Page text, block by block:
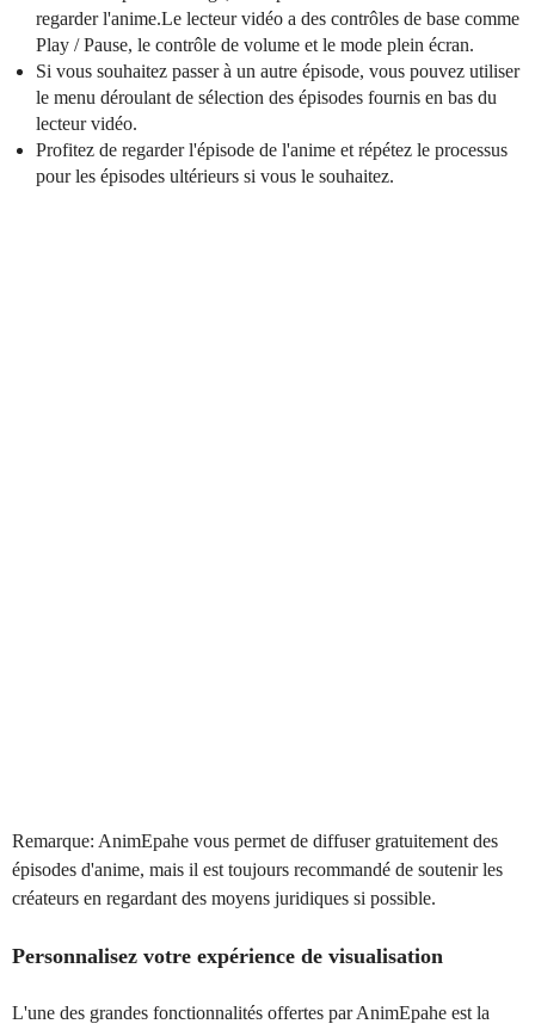
regarder l'anime.Le lecteur vidéo a des contrôles de base comme
Play / Pause, le contrôle de volume et le mode plein écran.
Si vous souhaitez passer à un autre épisode, vous pouvez utiliser
le menu déroulant de sélection des épisodes fournis en bas du
lecteur vidéo.
Profitez de regarder l'épisode de l'anime et répétez le processus
pour les épisodes ultérieurs si vous le souhaitez.
Remarque: AnimEpahe vous permet de diffuser gratuitement des
épisodes d'anime, mais il est toujours recommandé de soutenir les
créateurs en regardant des moyens juridiques si possible.
Personnalisez votre expérience de visualisation
L'une des grandes fonctionnalités offertes par AnimEpahe est la